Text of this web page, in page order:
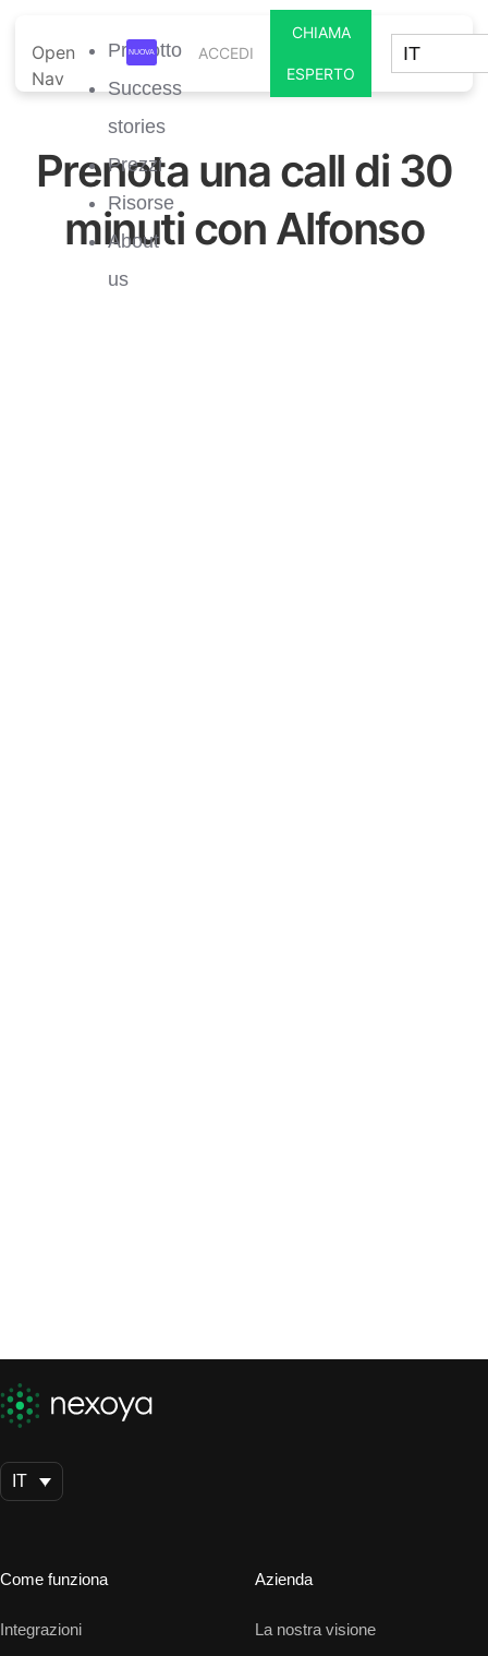
Open
Nav
Prodotto
Success
stories
Prezzi
Risorse
About
us
ACCEDI
CHIAMA
ESPERTO
IT
Prenota una call di 30
minuti con Alfonso
IT
Come funziona
Integrazioni
Azienda
La nostra visione